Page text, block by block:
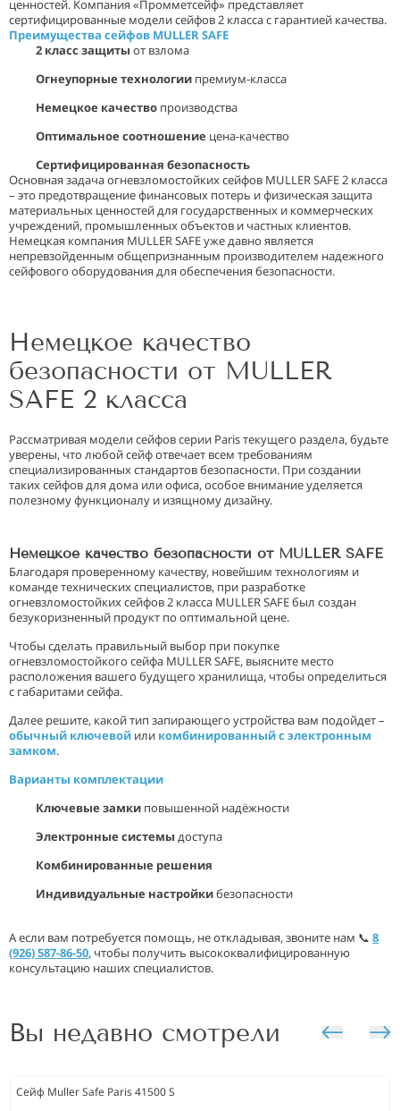
ценностей. Компания «Промметсейф» представляет
сертифицированные модели сейфов 2 класса с гарантией качества.
Преимущества сейфов MULLER SAFE
2 класс защиты от взлома
Огнеупорные технологии премиум-класса
Немецкое качество производства
Оптимальное соотношение цена-качество
Сертифицированная безопасность
Основная задача огневзломостойких сейфов MULLER SAFE 2 класса
– это предотвращение финансовых потерь и физическая защита
материальных ценностей для государственных и коммерческих
учреждений, промышленных объектов и частных клиентов.
Немецкая компания MULLER SAFE уже давно является
непревзойденным общепризнанным производителем надежного
сейфового оборудования для обеспечения безопасности.
Немецкое качество
безопасности от MULLER
SAFE 2 класса
Рассматривая модели сейфов серии Paris текущего раздела, будьте
уверены, что любой сейф отвечает всем требованиям
специализированных стандартов безопасности. При создании
таких сейфов для дома или офиса, особое внимание уделяется
полезному функционалу и изящному дизайну.
Немецкое качество безопасности от MULLER SAFE
Благодаря проверенному качеству, новейшим технологиям и
команде технических специалистов, при разработке
огневзломостойких сейфов 2 класса MULLER SAFE был создан
безукоризненный продукт по оптимальной цене.
Чтобы сделать правильный выбор при покупке
огневзломостойкого сейфа MULLER SAFE, выясните место
расположения вашего будущего хранилища, чтобы определиться
с габаритами сейфа.
Далее решите, какой тип запирающего устройства вам подойдет –
обычный ключевой или комбинированный с электронным
замком.
Варианты комплектации
Ключевые замки повышенной надёжности
Электронные системы доступа
Комбинированные решения
Индивидуальные настройкибезопасности
А если вам потребуется помощь, не откладывая, звоните нам 📞 8
(926) 587-86-50, чтобы получить высококвалифицированную
консультацию наших специалистов.
Вы недавно смотрели
Сейф Muller Safe Paris 41500 S